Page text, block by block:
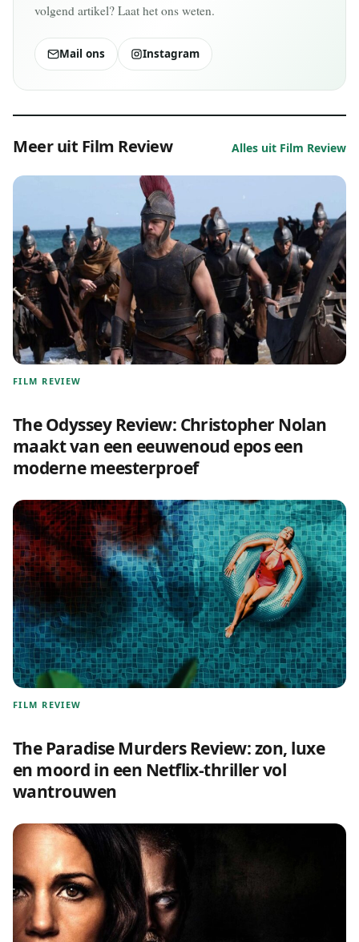
volgend artikel? Laat het ons weten.
Mail ons Instagram
Meer uit Film Review Alles uit Film Review
FILM REVIEW
The Odyssey Review: Christopher Nolan
maakt van een eeuwenoud epos een
moderne meesterproef
FILM REVIEW
The Paradise Murders Review: zon, luxe
en moord in een Netflix-thriller vol
wantrouwen